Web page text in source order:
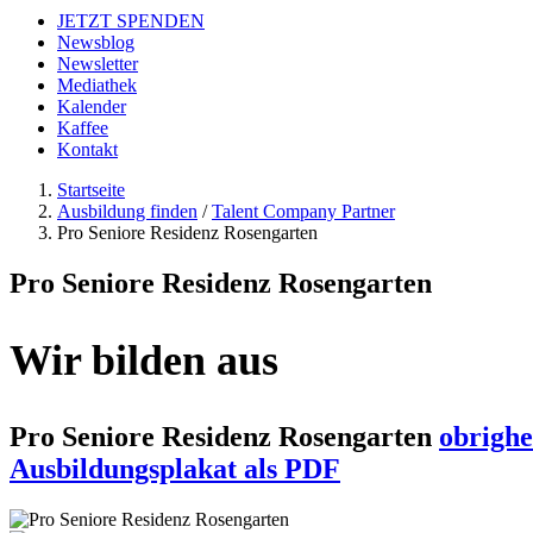
JETZT SPENDEN
Newsblog
Newsletter
Mediathek
Kalender
Kaffee
Kontakt
Startseite
Ausbildung finden /Talent Company Partner
Pro Seniore Residenz Rosengarten
Pro Seniore Residenz Rosengarten
Wir bilden aus
Pro Seniore Residenz Rosengarten
Ausbildungsplakat als PDF